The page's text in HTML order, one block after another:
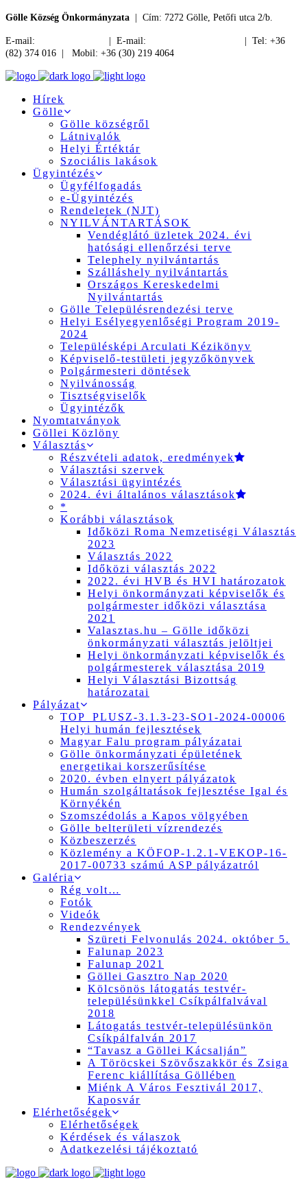
Gölle Község Önkormányzata | Cím: 7272 Gölle, Petőfi utca 2/b.
E-mail: | E-mail:
| Tel: +36
(82) 374 016 | Mobil: +36 (30) 219 4064
Hírek
Gölle
Gölle községről
Látnivalók
Helyi Értéktár
Szociális lakások
Ügyintézés
Ügyfélfogadás
e-Ügyintézés
Rendeletek (NJT)
NYILVÁNTARTÁSOK
Vendéglátó üzletek 2024. évi
hatósági ellenőrzési terve
Telephely nyilvántartás
Szálláshely nyilvántartás
Országos Kereskedelmi
Nyilvántartás
Gölle Településrendezési terve
Helyi Esélyegyenlőségi Program 2019-
2024
Településképi Arculati Kézikönyv
Képviselő-testületi jegyzőkönyvek
Polgármesteri döntések
Nyilvánosság
Tisztségviselők
Ügyintézők
Nyomtatványok
Göllei Közlöny
Választás
Részvételi adatok, eredmények
Választási szervek
Választási ügyintézés
2024. évi általános választások
*
Korábbi választások
Időközi Roma Nemzetiségi Választás
2023
Választás 2022
Időközi választás 2022
2022. évi HVB és HVI határozatok
Helyi önkormányzati képviselők és
polgármester időközi választása
2021
Valasztas.hu – Gölle időközi
önkormányzati választás jelöltjei
Helyi önkormányzati képviselők és
polgármesterek választása 2019
Helyi Választási Bizottság
határozatai
Pályázat
TOP_PLUSZ-3.1.3-23-SO1-2024-00006
Helyi humán fejlesztések
Magyar Falu program pályázatai
Gölle önkormányzati épületének
energetikai korszerűsítése
2020. évben elnyert pályázatok
Humán szolgáltatások fejlesztése Igal és
Környékén
Szomszédolás a Kapos völgyében
Gölle belterületi vízrendezés
Közbeszerzés
Közlemény a KÖFOP-1.2.1-VEKOP-16-
2017-00733 számú ASP pályázatról
Galéria
Rég volt…
Fotók
Videók
Rendezvények
Szüreti Felvonulás 2024. október 5.
Falunap 2023
Falunap 2021
Göllei Gasztro Nap 2020
Kölcsönös látogatás testvér-
településünkkel Csíkpálfalvával
2018
Látogatás testvér-településünkön
Csíkpálfalván 2017
“Tavasz a Göllei Kácsalján”
A Töröcskei Szövőszakkör és Zsiga
Ferenc kiállítása Göllében
Miénk A Város Fesztivál 2017,
Kaposvár
Elérhetőségek
Elérhetőségek
Kérdések és válaszok
Adatkezelési tájékoztató